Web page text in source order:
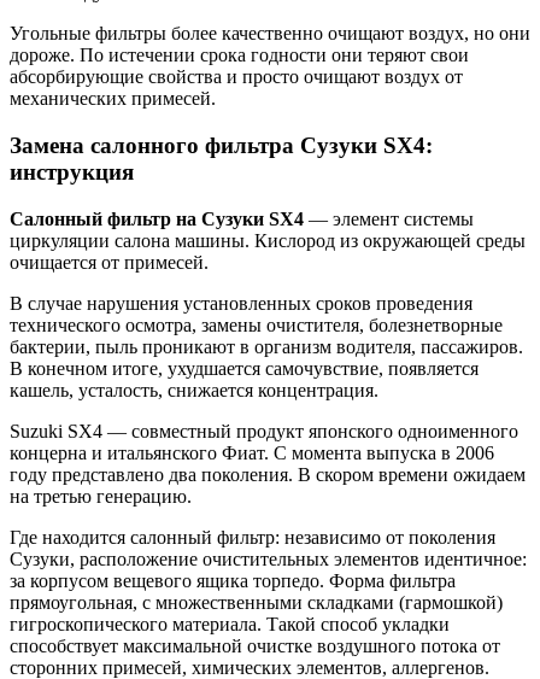
Угольные фильтры более качественно очищают воздух, но они
дороже. По истечении срока годности они теряют свои
абсорбирующие свойства и просто очищают воздух от
механических примесей.
Замена салонного фильтра Сузуки SX4:
инструкция
Салонный фильтр на Сузуки SX4 — элемент системы
циркуляции салона машины. Кислород из окружающей среды
очищается от примесей.
В случае нарушения установленных сроков проведения
технического осмотра, замены очистителя, болезнетворные
бактерии, пыль проникают в организм водителя, пассажиров.
В конечном итоге, ухудшается самочувствие, появляется
кашель, усталость, снижается концентрация.
Suzuki SX4 — совместный продукт японского одноименного
концерна и итальянского Фиат. С момента выпуска в 2006
году представлено два поколения. В скором времени ожидаем
на третью генерацию.
Где находится салонный фильтр: независимо от поколения
Сузуки, расположение очистительных элементов идентичное:
за корпусом вещевого ящика торпедо. Форма фильтра
прямоугольная, с множественными складками (гармошкой)
гигроскопического материала. Такой способ укладки
способствует максимальной очистке воздушного потока от
сторонних примесей, химических элементов, аллергенов.